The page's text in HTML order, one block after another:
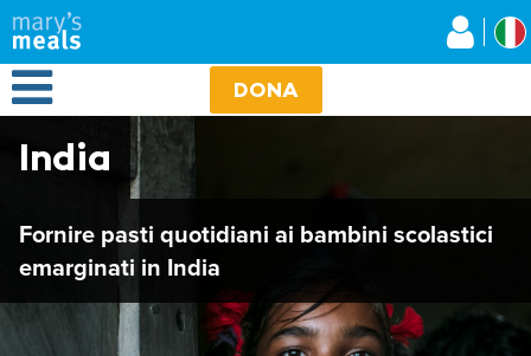
Salta
al
contenuto
principale
Open Menu DONA
India
Fornire pasti quotidiani ai bambini scolastici
emarginati in India